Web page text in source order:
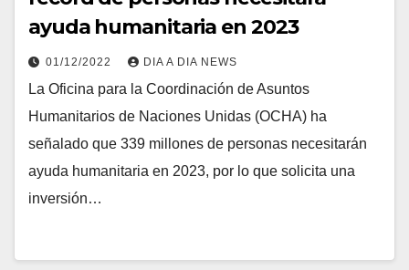
ayuda humanitaria en 2023
01/12/2022 DIA A DIA NEWS
La Oficina para la Coordinación de Asuntos
Humanitarios de Naciones Unidas (OCHA) ha
señalado que 339 millones de personas necesitarán
ayuda humanitaria en 2023, por lo que solicita una
inversión…